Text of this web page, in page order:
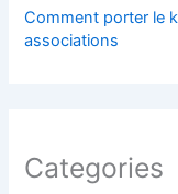
Comment porter le
associations
Categories